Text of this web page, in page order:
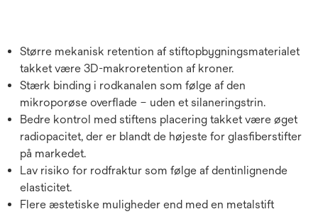
Større mekanisk retention af stiftopbygningsmaterialet
takket være 3D-makroretention af kroner.
Stærk binding i rodkanalen som følge af den
mikroporøse overflade – uden et silaneringstrin.
Bedre kontrol med stiftens placering takket være øget
radiopacitet, der er blandt de højeste for glasfiberstifter
på markedet.
Lav risiko for rodfraktur som følge af dentinlignende
elasticitet.
Flere æstetiske muligheder end med en metalstift